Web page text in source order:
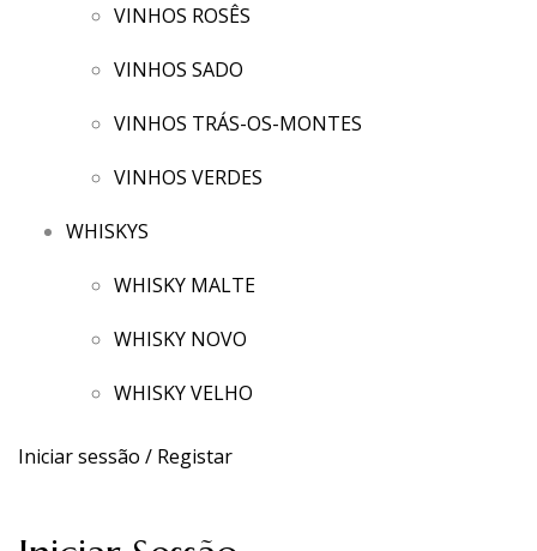
VINHOS ROSÊS
VINHOS SADO
VINHOS TRÁS-OS-MONTES
VINHOS VERDES
WHISKYS
WHISKY MALTE
WHISKY NOVO
WHISKY VELHO
Iniciar sessão / Registar